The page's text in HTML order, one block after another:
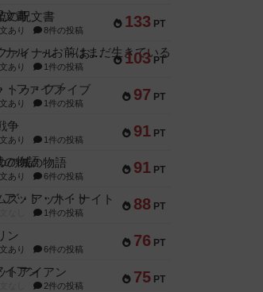
133 PT
の呪文書
あり 8件の投稿
103 PT
セミファイナル ～お前はまだ生きている～
あり 1件の投稿
97 PT
トゥ・ファイブ
あり 1件の投稿
91 PT
争
あり 1件の投稿
91 PT
の城の物語
あり 6件の投稿
88 PT
ズ・アット・ナイト
1件の投稿
76 PT
ン
あり 6件の投稿
75 PT
トアイアン
2件の投稿